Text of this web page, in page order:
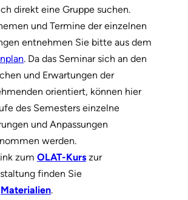
direkt eine Gruppe suchen.
und Termine der einzelnen
entnehmen Sie bitte aus dem
. Da das Seminar sich an den
und Erwartungen der
orientiert, können hier
des Semesters einzelne
und Anpassungen
werden.
zum OLAT-Kurs zur
finden Sie
Materialien.